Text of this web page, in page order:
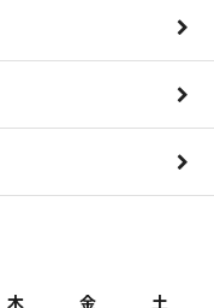
木 金
土